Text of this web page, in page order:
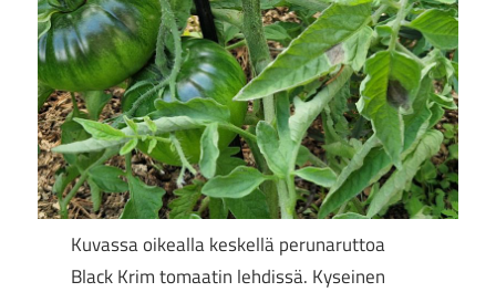
Kuvassa oikealla keskellä perunaruttoa
Black Krim tomaatin lehdissä. Kyseinen